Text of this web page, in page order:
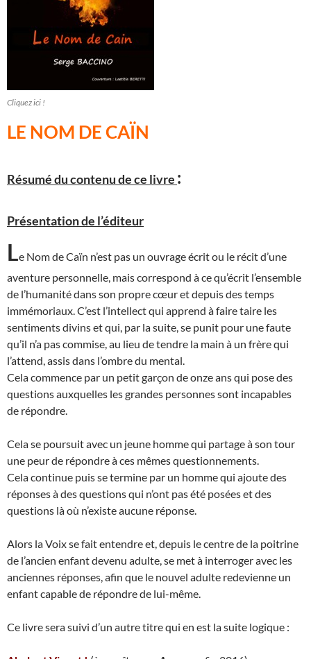
Cliquez ici !
LE NOM DE CAÏN
Résumé du contenu de ce livre :
Présentation de l’éditeur
Le Nom de Caïn n’est pas un ouvrage écrit ou le récit d’une
aventure personnelle, mais correspond à ce qu’écrit l’ensemble
de l’humanité dans son propre cœur et depuis des temps
immémoriaux. C’est l’intellect qui apprend à faire taire les
sentiments divins et qui, par la suite, se punit pour une faute
qu’il n’a pas commise, au lieu de tendre la main à un frère qui
l’attend, assis dans l’ombre du mental.
Cela commence par un petit garçon de onze ans qui pose des
questions auxquelles les grandes personnes sont incapables
de répondre.
Cela se poursuit avec un jeune homme qui partage à son tour
une peur de répondre à ces mêmes questionnements.
Cela continue puis se termine par un homme qui ajoute des
réponses à des questions qui n’ont pas été posées et des
questions là où n’existe aucune réponse.
Alors la Voix se fait entendre et, depuis le centre de la poitrine
de l’ancien enfant devenu adulte, se met à interroger avec les
anciennes réponses, afin que le nouvel adulte redevienne un
enfant capable de répondre de lui-même.
Ce livre sera suivi d’un autre titre qui en est la suite logique :